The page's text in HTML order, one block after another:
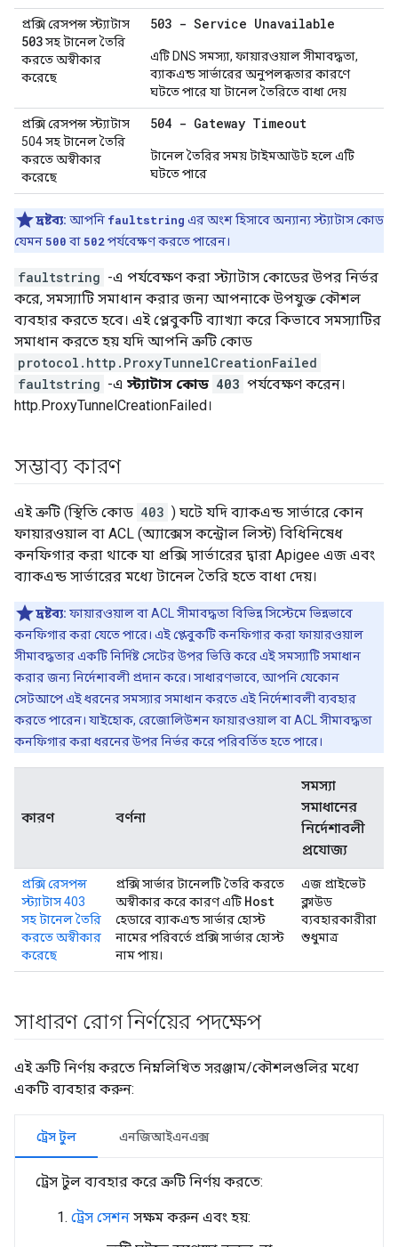
প্রক্সি রেসপন্স স্ট্যাটাস
503সহ টানেল তৈরি
করতে অস্বীকার
করেছে
503 - Service Unavailable
এটি DNS সমস্যা, ফায়ারওয়াল সীমাবদ্ধতা,
ব্যাকএন্ড সার্ভারের অনুপলব্ধতার কারণে
ঘটতে পারে যা টানেল তৈরিতে বাধা দেয়
প্রক্সি রেসপন্স স্ট্যাটাস
504 সহ টানেল তৈরি
করতে অস্বীকার
করেছে
504 - Gateway Timeout
টানেল তৈরির সময় টাইমআউট হলে এটি
ঘটতে পারে
দ্রষ্টব্য: আপনি faultstring এর অংশ হিসাবে অন্যান্য স্ট্যাটাস কোড
যেমন500 বা502পর্যবেক্ষণ করতে পারেন।
faultstring -এ পর্যবেক্ষণ করা স্ট্যাটাস কোডের উপর নির্ভর
করে, সমস্যাটি সমাধান করার জন্য আপনাকে উপযুক্ত কৌশল
ব্যবহার করতে হবে। এই প্লেবুকটি ব্যাখ্যা করে কিভাবে সমস্যাটির
সমাধান করতে হয় যদি আপনি ত্রুটি কোড
protocol.http.ProxyTunnelCreationFailed
faultstring -এ স্ট্যাটাস কোড 403 পর্যবেক্ষণ করেন।
http.ProxyTunnelCreationFailed।
সম্ভাব্য কারণ
এই ত্রুটি (স্থিতি কোড 403 ) ঘটে যদি ব্যাকএন্ড সার্ভারে কোন
ফায়ারওয়াল বা ACL (অ্যাক্সেস কন্ট্রোল লিস্ট) বিধিনিষেধ
কনফিগার করা থাকে যা প্রক্সি সার্ভারের দ্বারা Apigee এজ এবং
ব্যাকএন্ড সার্ভারের মধ্যে টানেল তৈরি হতে বাধা দেয়।
দ্রষ্টব্য: ফায়ারওয়াল বা ACL সীমাবদ্ধতা বিভিন্ন সিস্টেমে ভিন্নভাবে
কনফিগার করা যেতে পারে। এই প্লেবুকটি কনফিগার করা ফায়ারওয়াল
সীমাবদ্ধতার একটি নির্দিষ্ট সেটের উপর ভিত্তি করে এই সমস্যাটি সমাধান
করার জন্য নির্দেশাবলী প্রদান করে। সাধারণভাবে, আপনি যেকোন
সেটআপে এই ধরনের সমস্যার সমাধান করতে এই নির্দেশাবলী ব্যবহার
করতে পারেন। যাইহোক, রেজোলিউশন ফায়ারওয়াল বা ACL সীমাবদ্ধতা
কনফিগার করা ধরনের উপর নির্ভর করে পরিবর্তিত হতে পারে।
কারণ বর্ণনা
সমস্যা
সমাধানের
নির্দেশাবলী
প্রযোজ্য
প্রক্সি রেসপন্স
স্ট্যাটাস 403
সহ টানেল তৈরি
করতে অস্বীকার
করেছে
প্রক্সি সার্ভার টানেলটি তৈরি করতে
অস্বীকার করে কারণ এটি Host
হেডারে ব্যাকএন্ড সার্ভার হোস্ট
নামের পরিবর্তে প্রক্সি সার্ভার হোস্ট
নাম পায়।
এজ প্রাইভেট
ক্লাউড
ব্যবহারকারীরা
শুধুমাত্র
সাধারণ রোগ নির্ণয়ের পদক্ষেপ
এই ত্রুটি নির্ণয় করতে নিম্নলিখিত সরঞ্জাম/কৌশলগুলির মধ্যে
একটি ব্যবহার করুন:
ট্রেস টুল এনজিআইএনএক্স
ট্রেস টুল ব্যবহার করে ত্রুটি নির্ণয় করতে:
ট্রেস সেশন সক্ষম করুন এবং হয়: